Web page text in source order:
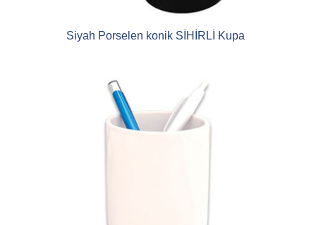
Siyah Porselen konik SİHİRLİ Kupa